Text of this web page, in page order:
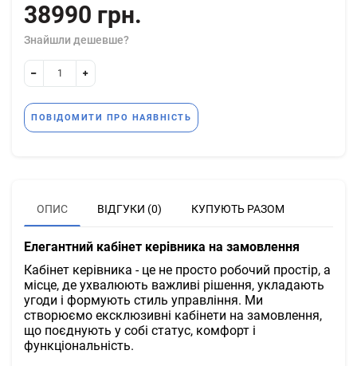
38990 грн.
Знайшли дешевше?
ПОВІДОМИТИ ПРО НАЯВНІСТЬ
ОПИС ВІДГУКИ (0) КУПУЮТЬ РАЗОМ
Елегантний кабінет керівника на замовлення
Кабінет керівника - це не просто робочий простір, а
місце, де ухвалюють важливі рішення, укладають
угоди і формують стиль управління. Ми
створюємо ексклюзивні кабінети на замовлення,
що поєднують у собі статус, комфорт і
функціональність.